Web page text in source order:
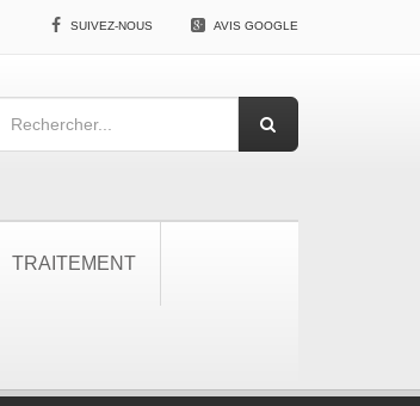
SUIVEZ-NOUS AVIS GOOGLE
TRAITEMENT